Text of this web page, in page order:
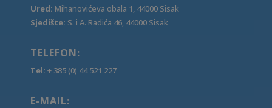
Ured: Mihanovićeva obala 1, 44000 Sisak
Sjedište: S. i A. Radića 46, 44000 Sisak
TELEFON:
Tel: + 385 (0) 44 521 227
E-MAIL: